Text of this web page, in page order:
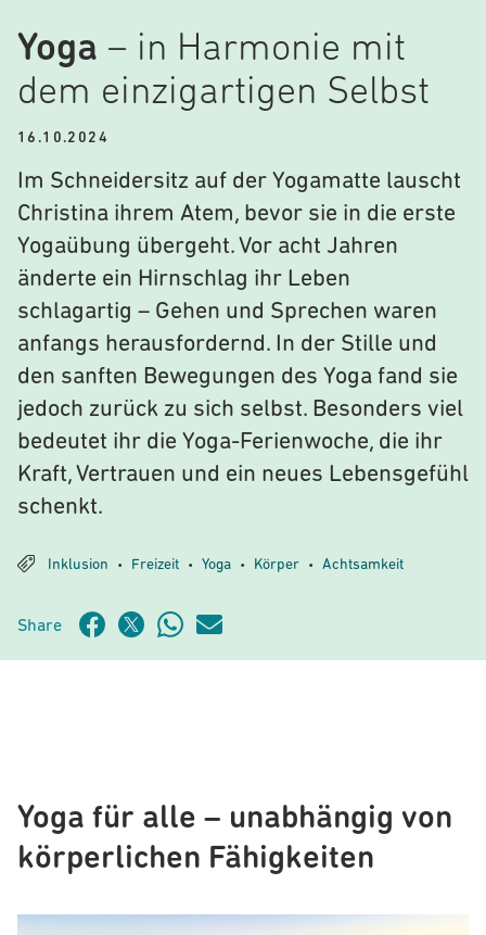
Yoga – in Harmonie mit
dem einzigartigen Selbst
16.10.2024
Im Schneidersitz auf der Yogamatte lauscht
Christina ihrem Atem, bevor sie in die erste
Yogaübung übergeht. Vor acht Jahren
änderte ein Hirnschlag ihr Leben
schlagartig – Gehen und Sprechen waren
anfangs herausfordernd. In der Stille und
den sanften Bewegungen des Yoga fand sie
jedoch zurück zu sich selbst. Besonders viel
bedeutet ihr die Yoga-Ferienwoche, die ihr
Kraft, Vertrauen und ein neues Lebensgefühl
schenkt.
Inklusion • Freizeit • Yoga • Körper • Achtsamkeit
Share
Yoga für alle – unabhängig von
körperlichen Fähigkeiten